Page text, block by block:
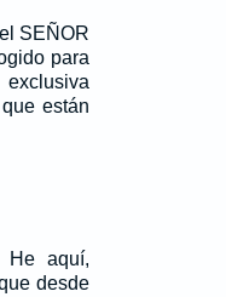
SEÑOR
para
están
He aquí,
desde